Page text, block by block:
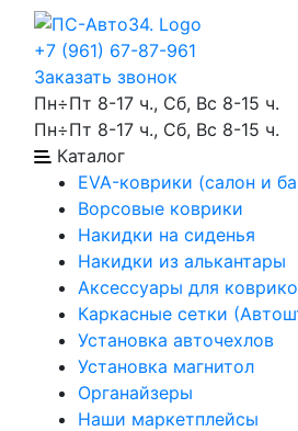
+7 (961) 67-87-961
Заказать звонок
Пн÷Пт 8-17 ч., Сб, Вс 8-15 ч.
Пн÷Пт 8-17 ч., Сб, Вс 8-15 ч.
Каталог
EVA-коврики (салон и
Ворсовые коврики
Накидки на сиденья
Накидки из алькантары
Аксессуары для
Каркасные сетки
Установка авточехлов
Установка магнитол
Органайзеры
Наши маркетплейсы